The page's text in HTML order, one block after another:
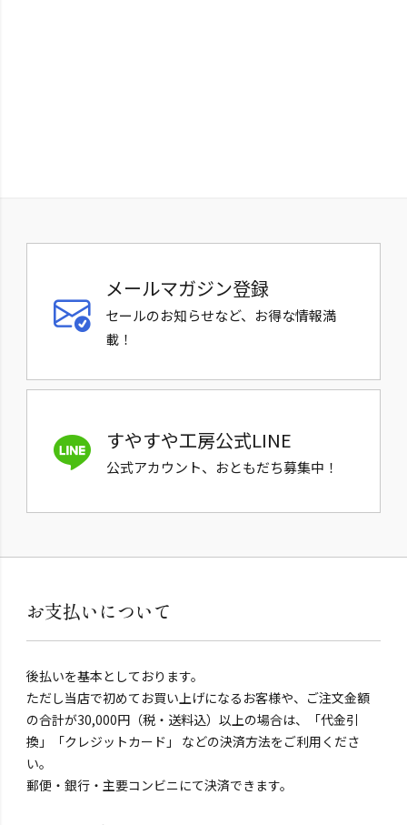
メールマガジン登録
セールのお知らせなど、お得な情報満
載！
すやすや工房公式LINE
公式アカウント、おともだち募集中！
お支払いについて
後払いを基本としております。
ただし当店で初めてお買い上げになるお客様や、ご注文金額
の合計が30,000円（税・送料込）以上の場合は、「代金引
換」「クレジットカード」 などの決済方法をご利用くださ
い。
郵便・銀行・主要コンビニにて決済できます。